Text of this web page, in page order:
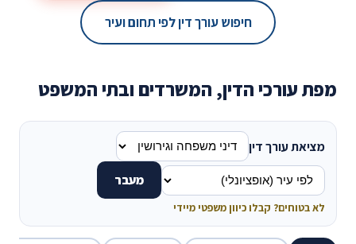
חיפוש עורך דין לפי תחום ועיר
מפת עורכי הדין, המשרדים ובתי המשפט
מציאת עורך דין
מעבר
לא בטוחים? קבלו כיוון משפטי מיידי